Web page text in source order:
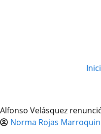
Alfonso Velásquez
Norma Rojas Marroquin